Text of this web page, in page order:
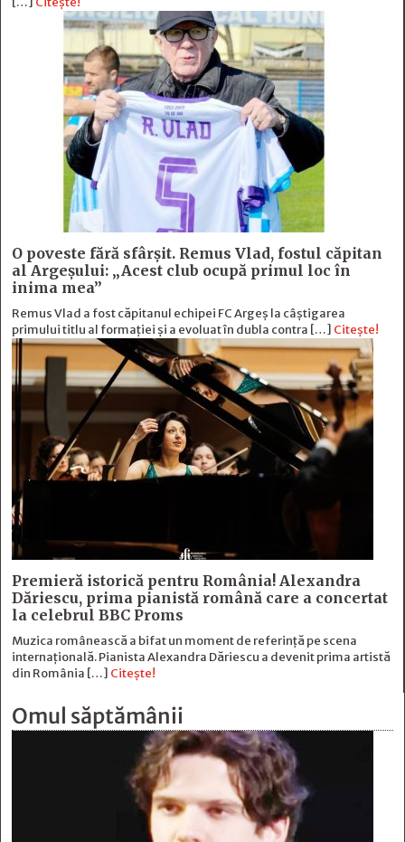
O poveste fără sfârşit. Remus Vlad, fostul căpitan
al Argeşului: „Acest club ocupă primul loc în
inima mea”
Remus Vlad a fost căpitanul echipei FC Argeș la câștigarea
primului titlu al formației și a evoluat în dubla contra […] Citește!
Premieră istorică pentru România! Alexandra
Dăriescu, prima pianistă română care a concertat
la celebrul BBC Proms
Muzica românească a bifat un moment de referință pe scena
internațională. Pianista Alexandra Dăriescu a devenit prima artistă
din România […] Citește!
Omul săptămânii